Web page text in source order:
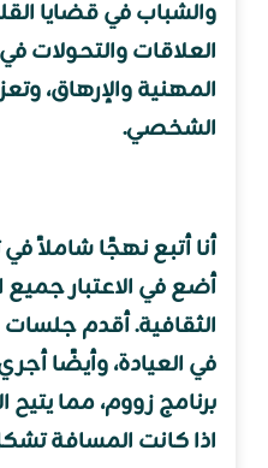
والشباب في قضايا
العلاقات والتحولات
المهنية والإرهاق،
الشخصي.
أنا أتبع نهجًا شاملاً
أضع في الاعتبار جميع
الثقافية. أقدم
في العيادة، وأيضًا
برنامج زووم، مما
اذا كانت المسافة